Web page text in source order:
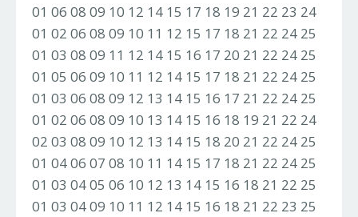
01 06 08 09 10 12 14 15 17 18 19 21 22 23 24
01 02 06 08 09 10 11 12 15 17 18 21 22 24 25
01 03 08 09 11 12 14 15 16 17 20 21 22 24 25
01 05 06 09 10 11 12 14 15 17 18 21 22 24 25
01 03 06 08 09 12 13 14 15 16 17 21 22 24 25
01 02 06 08 09 10 13 14 15 16 18 19 21 22 24
02 03 08 09 10 12 13 14 15 18 20 21 22 24 25
01 04 06 07 08 10 11 14 15 17 18 21 22 24 25
01 03 04 05 06 10 12 13 14 15 16 18 21 22 25
01 03 04 09 10 11 12 14 15 16 18 21 22 23 25